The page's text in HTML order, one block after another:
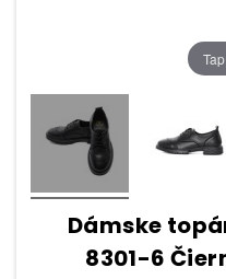
Dámske
8301-6